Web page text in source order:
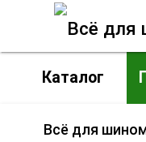
Каталог
Всё для